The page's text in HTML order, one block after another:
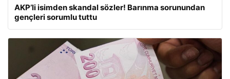
AKP’li isimden skandal sözler! Barınma sorunundan
gençleri sorumlu tuttu